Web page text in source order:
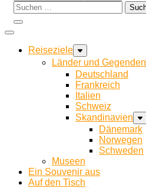
Suchen
nach:
Reiseziele
Länder und Gegenden
Deutschland
Frankreich
Italien
Schweiz
Skandinavien
Dänemark
Norwegen
Schweden
Museen
Ein Souvenir aus
Auf den Tisch